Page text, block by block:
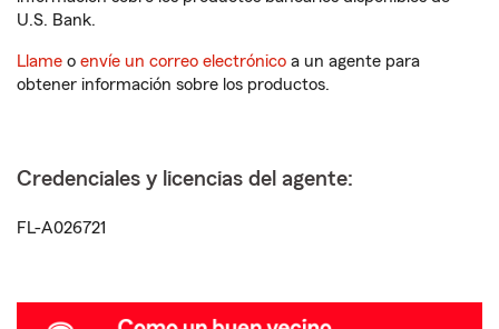
U.S. Bank.
Llame o envíe un correo electrónico a un agente para
obtener información sobre los productos.
Credenciales y licencias del agente:
FL-A026721